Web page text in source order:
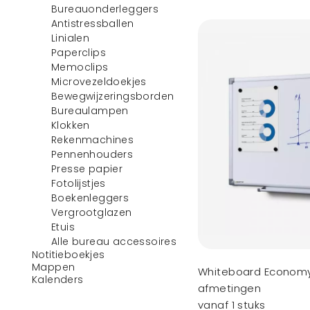
Bureauonderleggers
Antistressballen
Linialen
Paperclips
Memoclips
Microvezeldoekjes
Bewegwijzeringsborden
Bureaulampen
Klokken
Rekenmachines
Pennenhouders
Presse papier
Fotolijstjes
Boekenleggers
Vergrootglazen
Etuis
Alle bureau accessoires
Notitieboekjes
Mappen
Kalenders
Whiteboard
afmetingen
vanaf 1 stuks